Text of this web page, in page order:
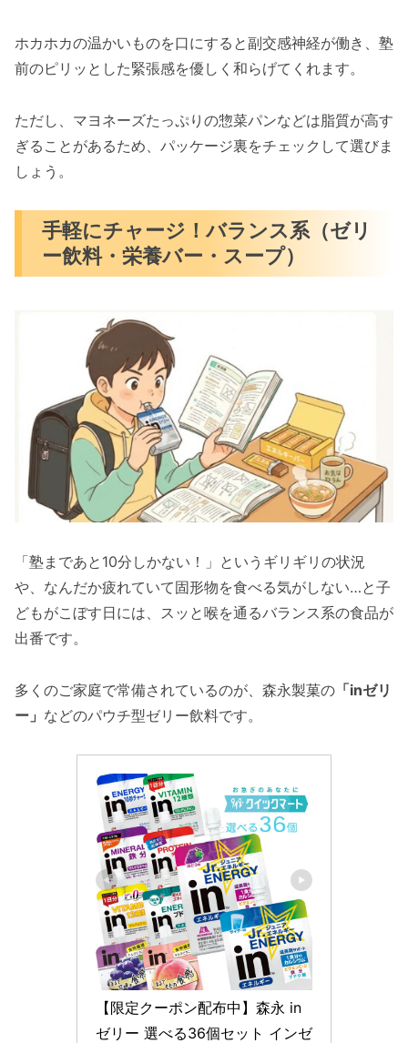
ホカホカの温かいものを口にすると副交感神経が働き、塾
前のピリッとした緊張感を優しく和らげてくれます。
ただし、マヨネーズたっぷりの惣菜パンなどは脂質が高す
ぎることがあるため、パッケージ裏をチェックして選びま
しょう。
手軽にチャージ！バランス系（ゼリ
ー飲料・栄養バー・スープ）
「塾まであと10分しかない！」というギリギリの状況
や、なんだか疲れていて固形物を食べる気がしない…と子
どもがこぼす日には、スッと喉を通るバランス系の食品が
出番です。
多くのご家庭で常備されているのが、森永製菓の 「inゼリ
ー」 などのパウチ型ゼリー飲料です。
【限定クーポン配布中】森永 in
ゼリー 選べる36個セット インゼ